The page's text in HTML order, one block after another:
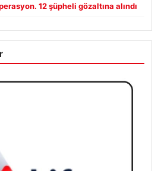
12 şüpheli gözaltına alındı